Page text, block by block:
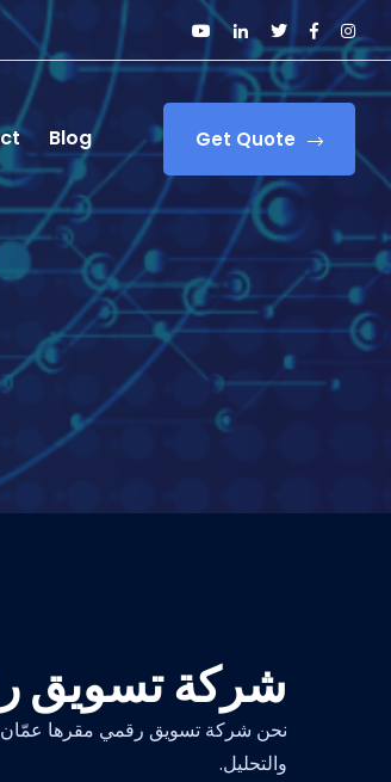
Blog Get Quote
شركة تسويق
نحن شركة تسويق رقمي مقرها عمّان،
والتحليل.